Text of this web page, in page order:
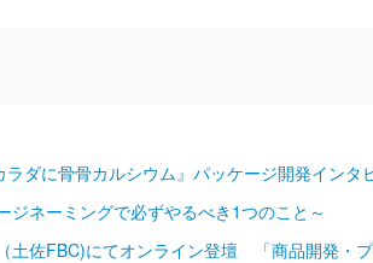
ダに骨骨カルシウム』パッケージ開発インタ
ネーミングで必ずやるべき1つのこと～
土佐FBC)にてオンライン登壇 「商品開発・プ